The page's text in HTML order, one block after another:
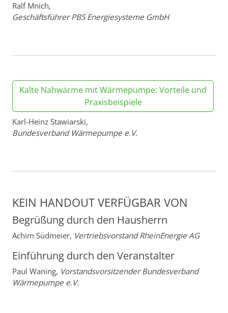
Ralf Mnich,
Geschäftsführer PBS Energiesysteme GmbH
Kalte Nahwärme mit Wärmepumpe: Vorteile und
Praxisbeispiele
Karl-Heinz Stawiarski,
Bundesverband Wärmepumpe e.V.
KEIN HANDOUT VERFÜGBAR VON
Begrüßung durch den Hausherrn
Achim Südmeier, Vertriebsvorstand RheinEnergie AG
Einführung durch den Veranstalter
Paul Waning, Vorstandsvorsitzender Bundesverband
Wärmepumpe e.V.